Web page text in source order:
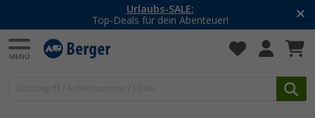
-20% auf Kleidung und Schuhe
Mit dem Aktionscode20SSV